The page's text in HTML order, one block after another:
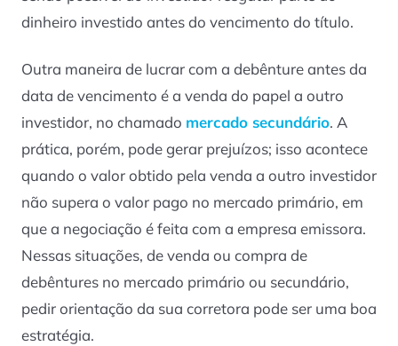
dinheiro investido antes do vencimento do título.
Outra maneira de lucrar com a debênture antes da
data de vencimento é a venda do papel a outro
investidor, no chamado mercado secundário. A
prática, porém, pode gerar prejuízos; isso acontece
quando o valor obtido pela venda a outro investidor
não supera o valor pago no mercado primário, em
que a negociação é feita com a empresa emissora.
Nessas situações, de venda ou compra de
debêntures no mercado primário ou secundário,
pedir orientação da sua corretora pode ser uma boa
estratégia.